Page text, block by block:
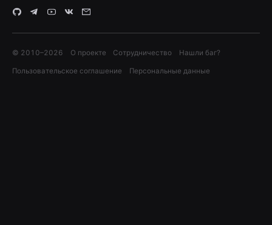
© 2010–2026 О проекте Сотрудничество Нашли баг?
Пользовательское соглашение Персональные данные